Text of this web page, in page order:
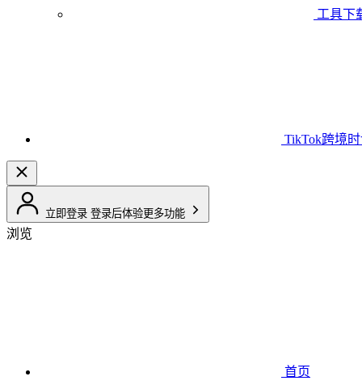
工具下
TikTok跨境
立即登录 登录后体验更多功能
浏览
首页